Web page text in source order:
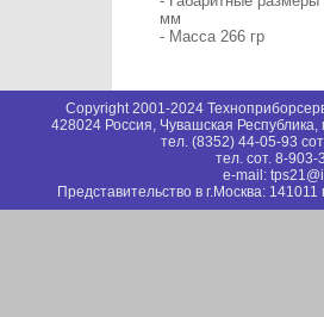
мм
- Масса 266 гр
Copyright 2001-2024
428024 Россия, Чувашская
тел. (8352) 44-05-93
тел. сот. 8-903-
e-mail:
Представительство в г.Москва: